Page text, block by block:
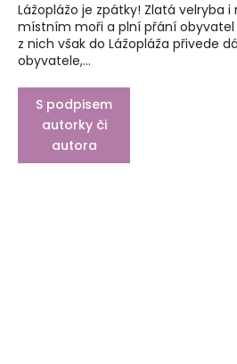
Lážoplážo je zpátky! Zlatá velryba
místním moři a plní přání obyvatel
z nich však do Lážopláža přivede
obyvatele,...
S podpisem
autorky či
autora